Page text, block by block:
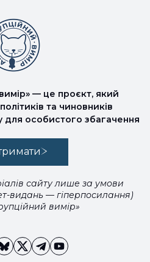
— це проєкт, який
та чиновників
для особистого збагачення
сайту лише за умови
видань — гіперпосилання)
вимір»